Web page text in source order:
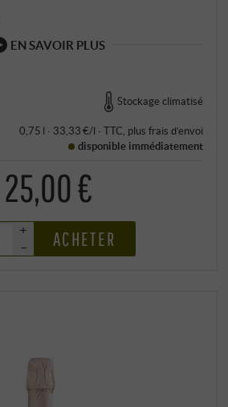
EN SAVOIR PLUS
Stockage climatisé
0,75 l · 33,33 €/l · TTC , plus frais d’envoi
disponible immédiatement
25,00 €
+
–
ACHETER